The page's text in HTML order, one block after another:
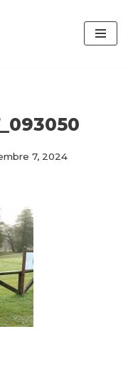
7, 2024